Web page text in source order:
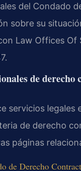
del Condado
sobre su
Law Offices Of
de derecho
servicios legales
de derecho
páginas
de Derecho